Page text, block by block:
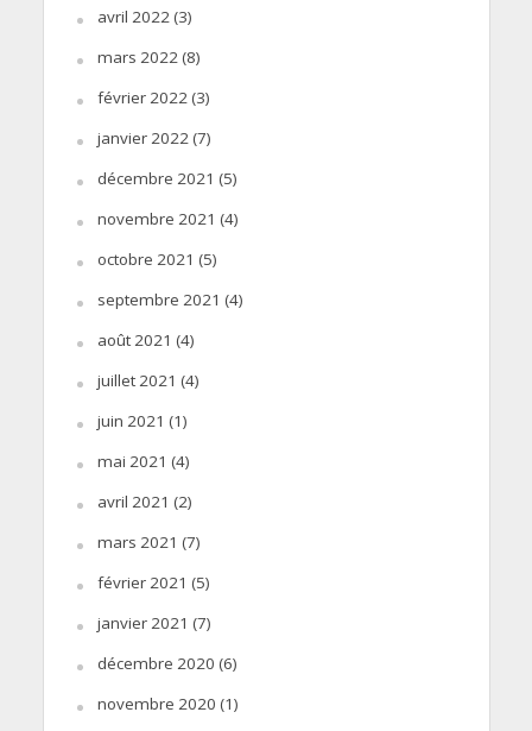
avril 2022(3)
mars 2022(8)
février 2022(3)
janvier 2022(7)
décembre 2021 (5)
novembre 2021 (4)
octobre 2021 (5)
septembre 2021 (4)
août 2021 (4)
juillet 2021 (4)
juin 2021 (1)
mai 2021 (4)
avril 2021 (2)
mars 2021 (7)
février 2021 (5)
janvier 2021 (7)
décembre 2020 (6)
novembre 2020 (1)